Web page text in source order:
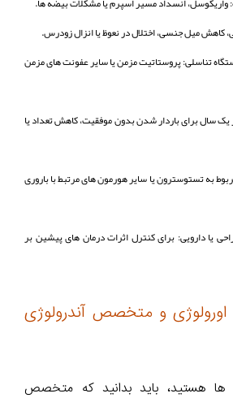
کاهش میل جنسی، اختلال در نعوظ یا انزال زودرس.
تناسلی: پروستاتیت مزمن یا سایر عفونت‌ های مزمن
یک سال برای باردار شدن بدون موفقیت، کاهش تعداد یا
به تستوسترون یا سایر هورمون‌ های مرتبط با باروری
یا دارویی: برای کنترل اثرات درمان‌ های پیشین بر
و متخصص آندرولوژی
ها هستید، باید بدانید که متخصص